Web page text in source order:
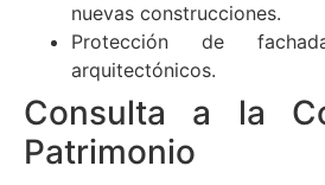
nuevas construcciones.
Protección de
arquitectónicos.
Consulta a la
Patrimonio